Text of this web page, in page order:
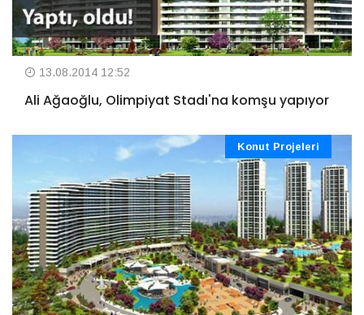
13.08.2014 12:52
Ali Ağaoğlu, Olimpiyat Stadı'na komşu yapıyor
Konut Projeleri